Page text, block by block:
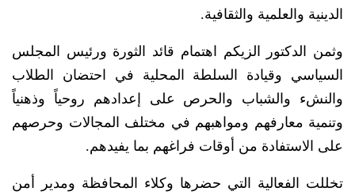
الدينية والعلمية والثقافية.
وثمن الدكتور الزيكم اهتمام قائد الثورة ورئيس المجلس
السياسي وقيادة السلطة المحلية في احتضان الطلاب
والنشء والشباب والحرص على إعدادهم روحياً وذهنياً
وتنمية معارفهم ومواهبهم في مختلف المجالات وحرصهم
على الاستفادة من أوقات فراغهم بما يفيدهم.
تخللت الفعالية التي حضرها وكلاء المحافظة ومدير أمن